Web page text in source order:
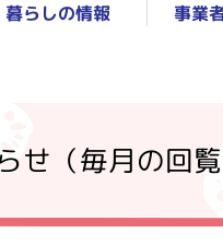
暮らしの情報 事業
せ（毎月の回